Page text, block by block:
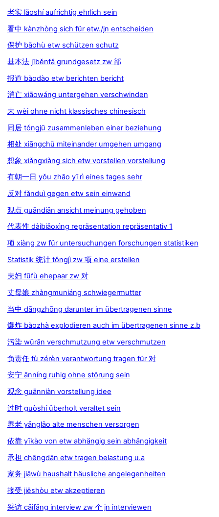
老实 lǎoshí aufrichtig ehrlich sein
看中 kànzhòng sich für etw./jn entscheiden
保护 bǎohù etw schützen schutz
基本法 jīběnfǎ grundgesetz zw 部
报道 bàodào etw berichten bericht
消亡 xiāowáng untergehen verschwinden
未 wèi ohne nicht klassisches chinesisch
同居 tóngjū zusammenleben einer beziehung
相处 xiāngchǔ miteinander umgehen umgang
想象 xiǎngxiàng sich etw vorstellen vorstellung
有朝一日 yǒu zhāo yī rì eines tages sehr
反对 fǎnduì gegen etw sein einwand
观点 guāndiǎn ansicht meinung gehoben
代表性 dàibiǎoxìng repräsentation repräsentativ 1
项 xiàng zw für untersuchungen forschungen statistiken
Statistik 统计 tǒngjì zw 项 eine erstellen
夫妇 fūfù ehepaar zw 对
丈母娘 zhàngmuniáng schwiegermutter
当中 dāngzhōng darunter im übertragenen sinne
爆炸 bàozhà explodieren auch im übertragenen sinne z.b
污染 wūrǎn verschmutzung etw verschmutzen
负责任 fù zérèn verantwortung tragen für 对
安宁 ānníng ruhig ohne störung sein
观念 guānniàn vorstellung idee
过时 guòshí überholt veraltet sein
养老 yǎnglǎo alte menschen versorgen
依靠 yīkào von etw abhängig sein abhängigkeit
承担 chēngdān etw tragen belastung u.a
家务 jiāwù haushalt häusliche angelegenheiten
接受 jiēshòu etw akzeptieren
采访 cǎifǎng interview zw 个 jn interviewen